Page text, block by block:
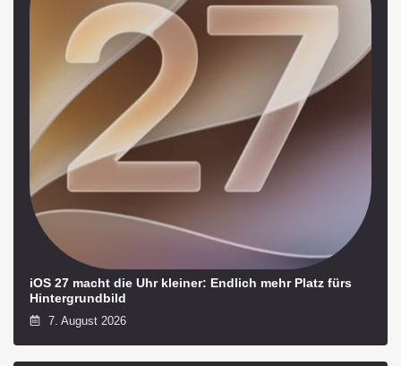
iOS 27 macht die Uhr kleiner: Endlich mehr Platz fürs
Hintergrundbild
7. August 2026